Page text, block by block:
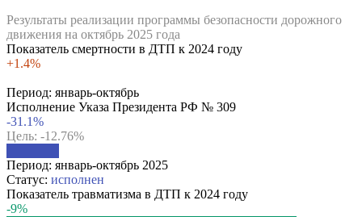
Результаты реализации программы безопасности дорожного
движения на октябрь 2025 года
Показатель смертности в ДТП к 2024 году
+1.4%
Период: январь-октябрь
Исполнение Указа Президента РФ № 309
-31.1%
Цель: -12.76%
Период: январь-октябрь 2025
Статус: исполнен
Показатель травматизма в ДТП к 2024 году
-9%